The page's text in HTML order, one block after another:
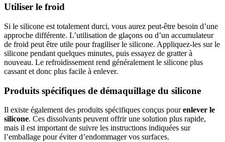
Utiliser le froid
Si le silicone est totalement durci, vous aurez peut-être besoin d’une
approche différente. L’utilisation de glaçons ou d’un accumulateur
de froid peut être utile pour fragiliser le silicone. Appliquez-les sur le
silicone pendant quelques minutes, puis essayez de gratter à
nouveau. Le refroidissement rend généralement le silicone plus
cassant et donc plus facile à enlever.
Produits spécifiques de démaquillage du silicone
Il existe également des produits spécifiques conçus pourenlever le
silicone. Ces dissolvants peuvent offrir une solution plus rapide,
mais il est important de suivre les instructions indiquées sur
l’emballage pour éviter d’endommager vos surfaces.